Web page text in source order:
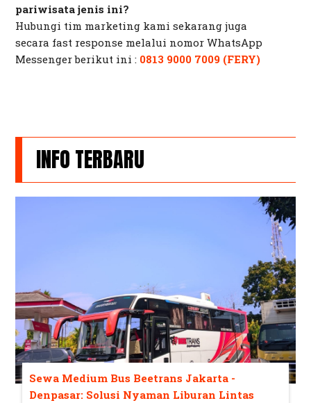
pariwisata jenis ini?
Hubungi tim marketing kami sekarang juga
secara fast response melalui nomorWhatsApp
Messengerberikut ini : 0813 9000 7009 (FERY)
INFO TERBARU
Sewa Medium Bus Beetrans Jakarta -
Denpasar: Solusi Nyaman Liburan Lintas